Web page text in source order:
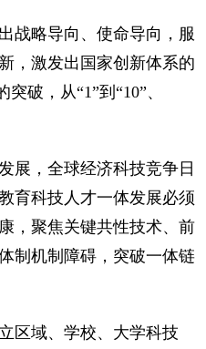
略导向、使命导向，服
，激发出国家创新体系的
破，从“1”到“10”、
，全球经济科技竞争日
育科技人才一体发展必须
，聚焦关键共性技术、前
制机制障碍，突破一体链
区域、学校、大学科技